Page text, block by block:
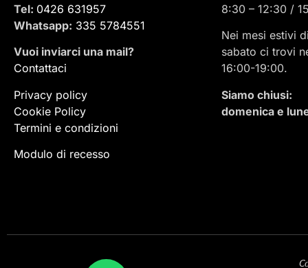
Tel: 0426 631957
Whatsapp: 335 5784551
Vuoi inviarci una mail?
Contattaci
Privacy policy
Cookie Policy
Termini e condizioni
Modulo di recesso
8:30 – 12:30 /
Nei mesi estivi
sabato ci trovi
16:00-19:00.
Siamo chiusi:
domenica e